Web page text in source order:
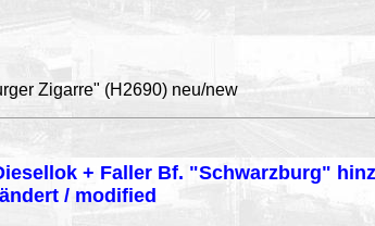
Zigarre" (H2690) neu/new
+ Faller Bf. "Schwarzburg"
/ modified